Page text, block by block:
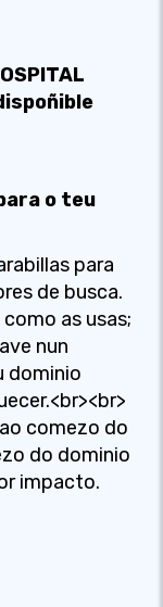
o teu
para
de busca.
as usas;
nun
dominio
comezo do
do dominio
impacto.